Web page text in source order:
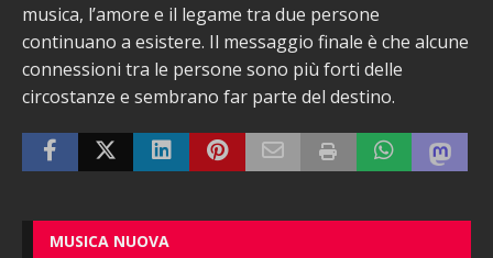
musica, l’amore e il legame tra due persone
continuano a esistere. Il messaggio finale è che alcune
connessioni tra le persone sono più forti delle
circostanze e sembrano far parte del destino.
MUSICA NUOVA